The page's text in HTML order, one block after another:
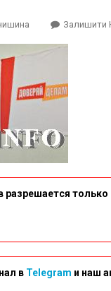
Залишити
разрешается
в Telegram и наш